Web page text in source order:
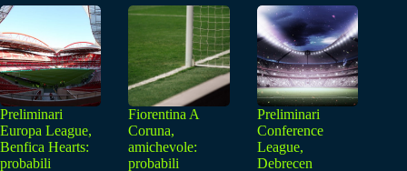
Preliminari
Europa League,
Benfica Hearts:
probabili
Fiorentina A
Coruna,
amichevole:
probabili
Preliminari
Conference
League,
Debrecen